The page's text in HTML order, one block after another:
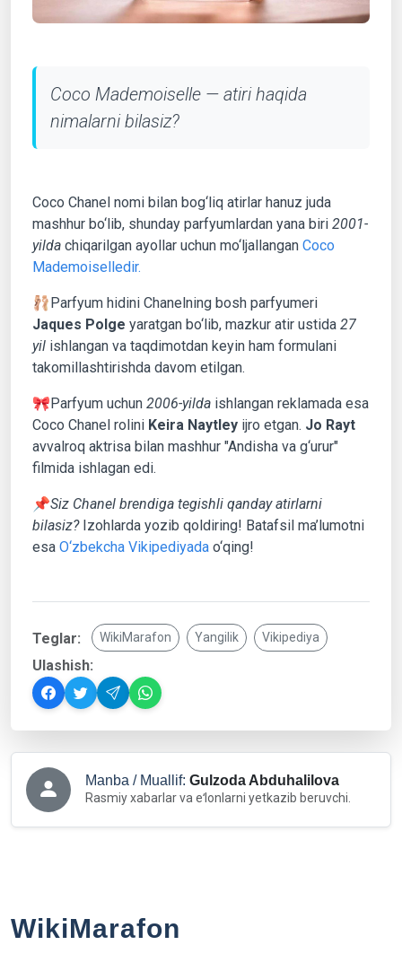
Coco Mademoiselle — atiri haqida
nimalarni bilasiz?
Coco Chanel nomi bilan bog‘liq atirlar hanuz juda
mashhur bo‘lib, shunday parfyumlardan yana biri 2001-
yilda chiqarilgan ayollar uchun mo‘ljallangan Coco
Mademoiselledir.
🩰Parfyum hidini Chanelning bosh parfyumeri
Jaques Polge yaratgan bo‘lib, mazkur atir ustida 27
yil ishlangan va taqdimotdan keyin ham formulani
takomillashtirishda davom etilgan.
🎀Parfyum uchun 2006-yilda ishlangan reklamada esa
Coco Chanel rolini Keira Naytley ijro etgan. Jo Rayt
avvalroq aktrisa bilan mashhur "Andisha va g‘urur"
filmida ishlagan edi.
📌Siz Chanel brendiga tegishli qanday atirlarni
bilasiz? Izohlarda yozib qoldiring! Batafsil ma’lumotni
esa O‘zbekcha Vikipediyada o‘qing!
Teglar: WikiMarafon Yangilik Vikipediya
Ulashish:
Manba / Muallif: Gulzoda Abduhalilova
Rasmiy xabarlar va eʻlonlarni yetkazib beruvchi.
WikiMarafon